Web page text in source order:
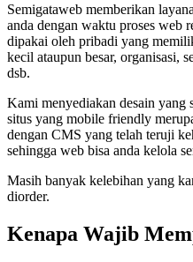
Semigataweb memberikan
anda dengan waktu proses web
dipakai oleh pribadi yang
kecil ataupun besar, organisasi,
dsb.
Kami menyediakan desain yang
situs yang mobile friendly
dengan CMS yang telah teruji
sehingga web bisa anda kelola
Masih banyak kelebihan yang
diorder.
Kenapa Wajib